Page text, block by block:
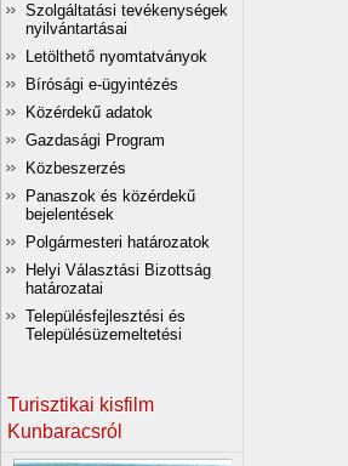
Szolgáltatási tevékenységek
nyilvántartásai
Letölthető nyomtatványok
Bírósági e-ügyintézés
Közérdekű adatok
Gazdasági Program
Közbeszerzés
Panaszok és közérdekű
bejelentések
Polgármesteri határozatok
Helyi Választási Bizottság
határozatai
Településfejlesztési és
Településüzemeltetési
Turisztikai kisfilm
Kunbaracsról